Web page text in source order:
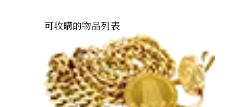
可收購的物品列表